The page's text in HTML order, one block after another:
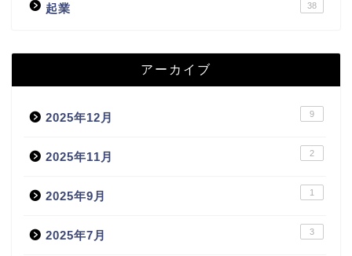
起業 38
アーカイブ
2025年12月 9
2025年11月 2
2025年9月 1
2025年7月 3